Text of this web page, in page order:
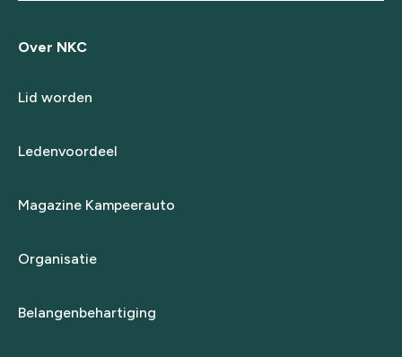
Over NKC
Lid worden
Ledenvoordeel
Magazine Kampeerauto
Organisatie
Belangenbehartiging